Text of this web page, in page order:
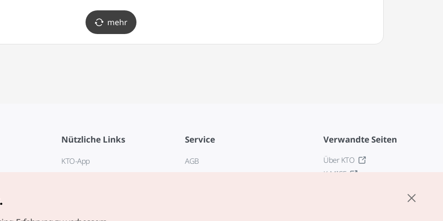
mehr
Nützliche Links
KTO-App
Service
AGB
Verwandte Seiten
Über KTO
K-MICE